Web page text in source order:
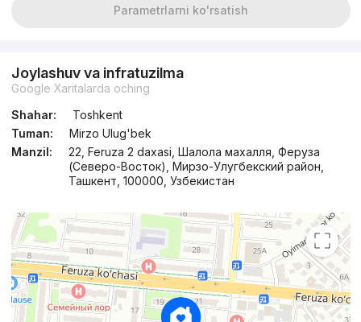
Parametrlarni ko'rsatish
Joylashuv va infratuzilma
Google Xaritalarda oching
Shahar:
Toshkent
Tuman:
Mirzo Ulug'bek
Manzil:
22, Feruza 2 daxasi, Шалола махалля, Феруза
(Северо-Восток), Мирзо-Улугбекский район,
Ташкент, 100000, Узбекистан